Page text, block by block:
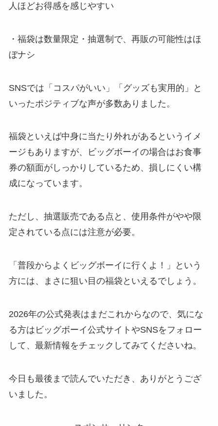
人ほどお得感を感じやすい
・福袋は数量限定・抽選制で、再販の可能性はほ
ぼナシ
SNSでは「コスパがいい」「グッズも実用的」と
いったポジティブな声が多数ありました。
福袋といえば中身に当たり外れがあるというイメ
ージもありますが、ビッグボーイの場合はお食事
券の額面がしっかりしているため、損しにくい構
成になっています。
ただし、抽選販売である点と、使用条件がやや限
定されている点には注意が必要。
「普段からよくビッグボーイに行くよ！」という
方には、まさに狙い目の福袋といえるでしょう。
2026年の公式発表はまだこれからなので、気にな
る方はビッグボーイ公式サイトやSNSをフォロー
して、最新情報をチェックしてみてくださいね。
今日も最後まで読んでいただき、ありがとうござ
いました。